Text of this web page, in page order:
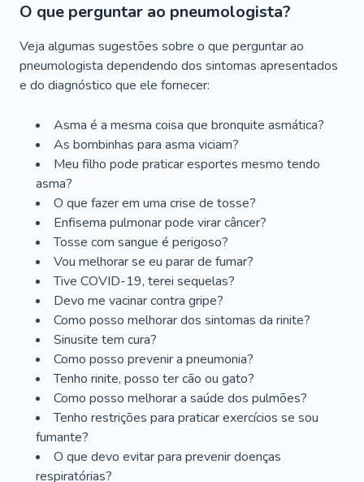
O que perguntar ao pneumologista?
Veja algumas sugestões sobre o que perguntar ao
pneumologista dependendo dos sintomas apresentados
e do diagnóstico que ele fornecer:
Asma é a mesma coisa que bronquite asmática?
As bombinhas para asma viciam?
Meu filho pode praticar esportes mesmo tendo
asma?
O que fazer em uma crise de tosse?
Enfisema pulmonar pode virar câncer?
Tosse com sangue é perigoso?
Vou melhorar se eu parar de fumar?
Tive COVID-19, terei sequelas?
Devo me vacinar contra gripe?
Como posso melhorar dos sintomas da rinite?
Sinusite tem cura?
Como posso prevenir a pneumonia?
Tenho rinite, posso ter cão ou gato?
Como posso melhorar a saúde dos pulmões?
Tenho restrições para praticar exercícios se sou
fumante?
O que devo evitar para prevenir doenças
respiratórias?